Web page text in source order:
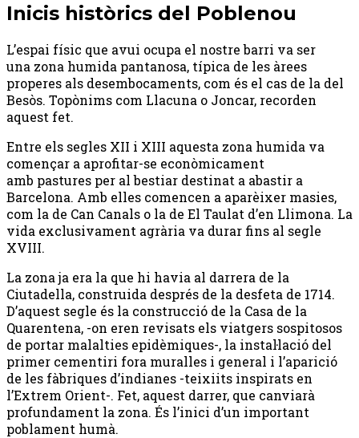
Inicis històrics del Poblenou
L’espai físic que avui ocupa el nostre barri va ser
una zona humida pantanosa, típica de les àrees
properes als desembocaments, com és el cas de la del
Besòs. Topònims com Llacuna o Joncar, recorden
aquest fet.
Entre els segles XII i XIII aquesta zona humida va
començar a aprofitar-se econòmicament
amb pastures per al bestiar destinat a abastir a
Barcelona. Amb elles comencen a aparèixer masies,
com la de Can Canals o la de El Taulat d’en Llimona. La
vida exclusivament agrària va durar fins al segle
XVIII.
La zona ja era la que hi havia al darrera de la
Ciutadella, construida després de la desfeta de 1714.
D’aquest segle és la construcció de la Casa de la
Quarentena, -on eren revisats els viatgers sospitosos
de portar malalties epidèmiques-, la instal·lació del
primer cementiri fora muralles i general i l’aparició
de les fàbriques d’indianes -teixiits inspirats en
l’Extrem Orient-. Fet, aquest darrer, que canviarà
profundament la zona. És l’inici d’un important
poblament humà.